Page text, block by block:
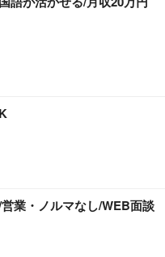
業・ノルマなし/WEB面談